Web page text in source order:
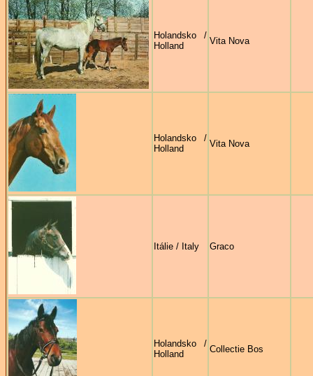
Holandsko /
Holland
Vita Nova
Holandsko /
Holland
Vita Nova
Itálie / Italy Graco
Holandsko /
Holland
Collectie Bos